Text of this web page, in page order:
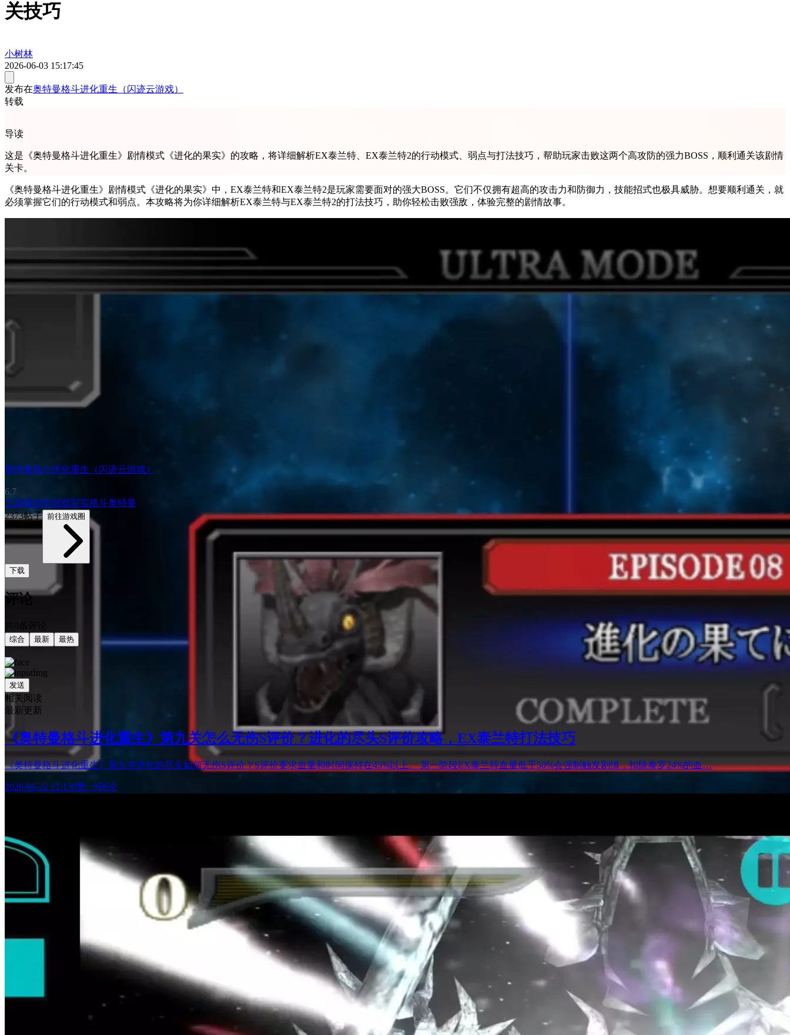
关技巧
小树林
2026-06-03 15:17:45
发布在奥特曼格斗进化重生（闪迹云游戏）
转载
导读
这是《奥特曼格斗进化重生》剧情模式《进化的果实》的攻略，将详细解析EX泰兰特、EX泰兰特2的行动模式、弱点与打法技巧，帮助玩家击败这两个高攻防的强力BOSS，顺利通关该剧情
关卡。
《奥特曼格斗进化重生》剧情模式《进化的果实》中，EX泰兰特和EX泰兰特2是玩家需要面对的强大BOSS。它们不仅拥有超高的攻击力和防御力，技能招式也极具威胁。想要顺利通关，就
必须掌握它们的行动模式和弱点。本攻略将为你详细解析EX泰兰特与EX泰兰特2的打法技巧，助你轻松击败强敌，体验完整的剧情故事。
奥特曼格斗进化重生（闪迹云游戏）
6.7
云游戏动作游戏写实格斗奥特曼
2373帖子 前往游戏圈
下载
评论
综合 最新 最热
发送
相关阅读
最新更新
《奥特曼格斗进化重生》第九关怎么无伤S评价？进化的尽头S评价攻略，EX泰兰特打法技巧
《奥特曼格斗进化重生》第九关进化的尽头如何无伤S评价？S评价要求血量和时间保持在45%以上。 第一阶段EX泰兰特血量低于50%会强制触发剧情，扣除泰罗24%的血…
2026-06-22 11:150赞 · 0评论